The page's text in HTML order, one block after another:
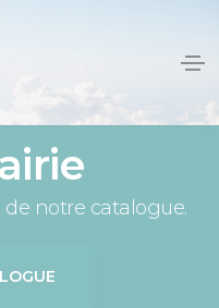
notre catalogue.